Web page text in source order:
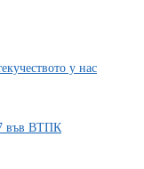
у нас
във ВТПК